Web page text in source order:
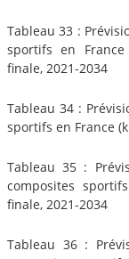
Tableau 33 :
sportifs en
finale, 2021-2034
Tableau 34 :
sportifs en France
Tableau 35 :
composites
finale, 2021-2034
Tableau 36 :